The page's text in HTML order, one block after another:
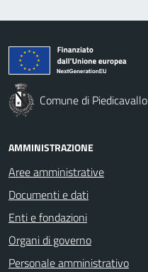
Comune di Piedicavallo
AMMINISTRAZIONE
Aree amministrative
Documenti e dati
Enti e fondazioni
Organi di governo
Personale amministrativo